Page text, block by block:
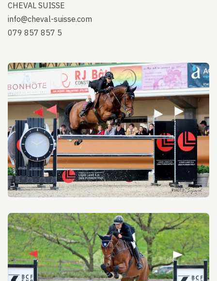
CHEVAL SUISSE
info@cheval-suisse.com
079 857 857 5